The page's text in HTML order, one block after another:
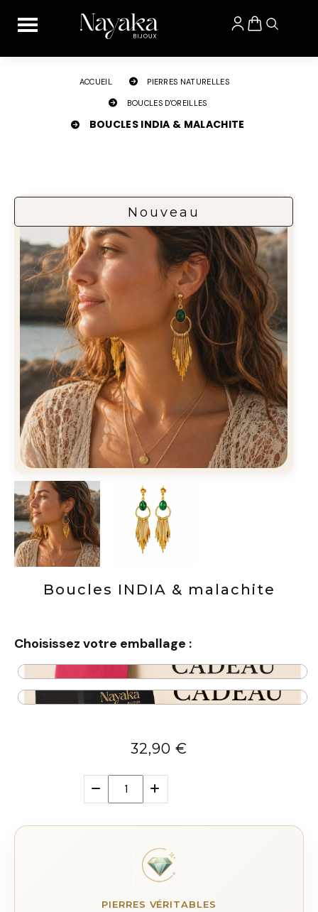
ACCUEIL PIERRES NATURELLES
BOUCLES D'OREILLES
BOUCLES INDIA & MALACHITE
Nouveau
Boucles INDIA & malachite
Choisissez votre emballage :
32,90 €
PIERRES VÉRITABLES